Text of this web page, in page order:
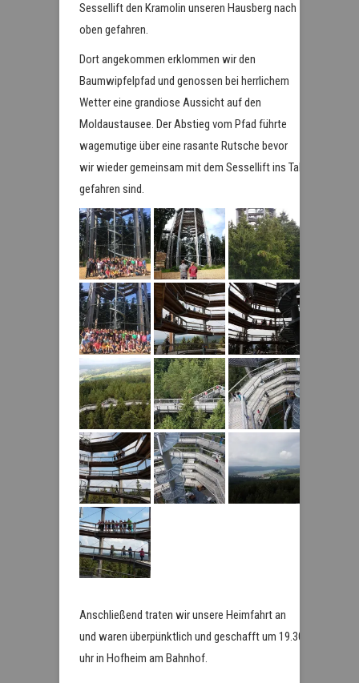
Sessellift den Kramolin unseren Hausberg nach
oben gefahren.
Dort angekommen erklommen wir den
Baumwipfelpfad und genossen bei herrlichem
Wetter eine grandiose Aussicht auf den
Moldaustausee. Der Abstieg vom Pfad führte
wagemutige über eine rasante Rutsche bevor
wir wieder gemeinsam mit dem Sessellift ins Tal
gefahren sind.
Anschließend traten wir unsere Heimfahrt an
und waren überpünktlich und geschafft um 19.30
uhr in Hofheim am Bahnhof.